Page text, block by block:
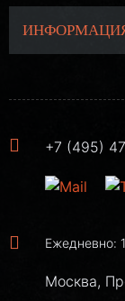
+7 (495)
Ежедневно:
Москва,